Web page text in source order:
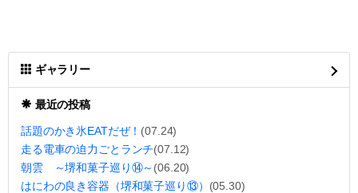
ギャラリー
最近の投稿
話題のかき氷EATだぜ！ (07.24)
走る電車の迫力ごとランチ(07.12)
朝雲 ～堺和菓子巡り⑭～ (06.20)
はにわの良き容器（堺和菓子巡り⑬） (05.30)